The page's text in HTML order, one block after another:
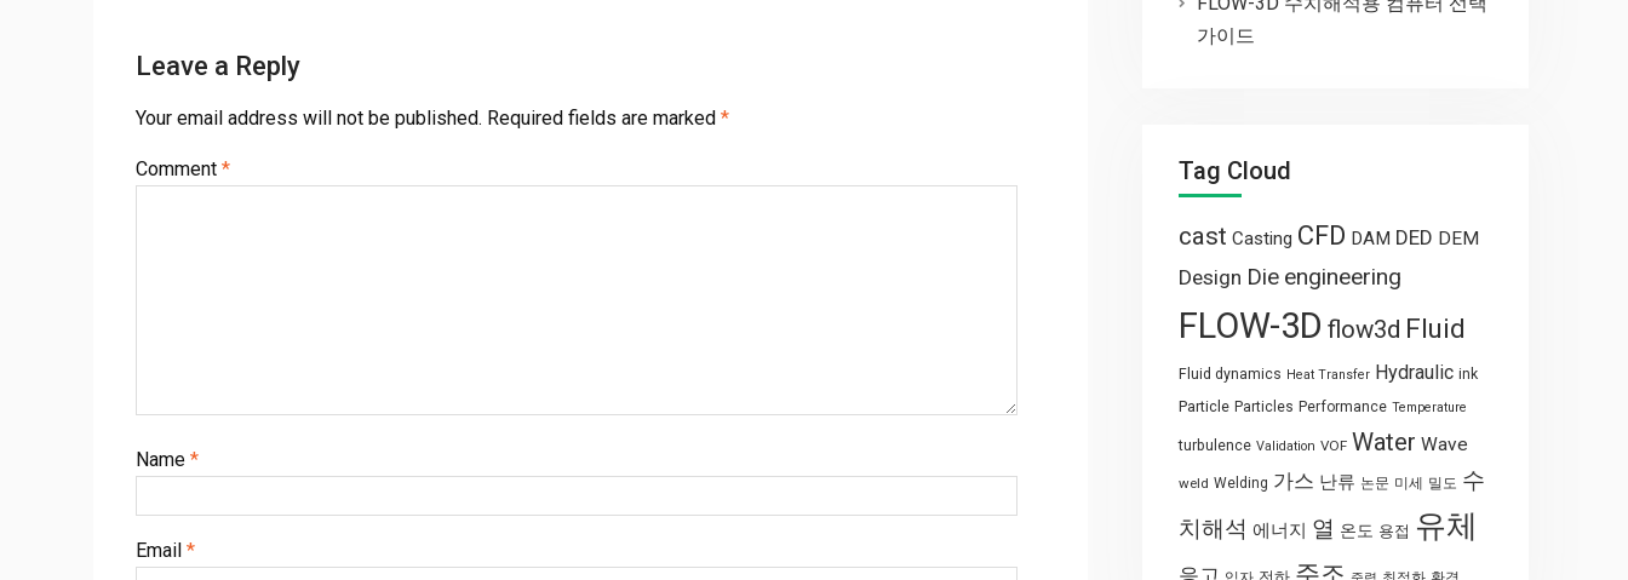
Leave a Reply
Your email address will not be published. Required fields are marked *
Comment *
Name *
Email *
가이드
Tag Cloud
cast Casting CFD DAM DED DEM
Design Die engineering
FLOW-3D flow3d Fluid
Fluid dynamics Heat Transfer Hydraulic ink
Particle Particles Performance Temperature
turbulence Validation VOF Water Wave
weld Welding 가스 난류 논문 미세 밀도 수
치해석 에너지 열 온도 용접 유체
응고 주조